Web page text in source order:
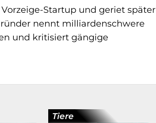
Startup und geriet später
nennt milliardenschwere
und kritisiert gängige
Tiere